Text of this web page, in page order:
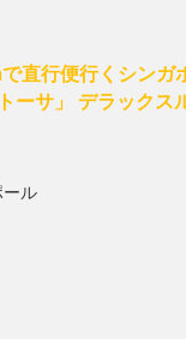
直行便行くシン
ーサ」 デラック
ル